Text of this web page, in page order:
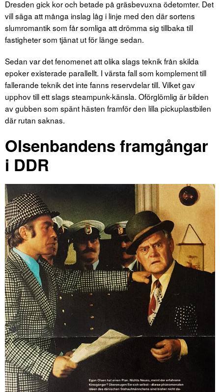
Dresden gick kor och betade på gräsbevuxna ödetomter. Det
vill säga att många inslag låg i linje med den där sortens
slumromantik som får somliga att drömma sig tillbaka till
fastigheter som tjänat ut för länge sedan.
Sedan var det fenomenet att olika slags teknik från skilda
epoker existerade parallellt. I värsta fall som komplement till
fallerande teknik det inte fanns reservdelar till. Vilket gav
upphov till ett slags steampunk-känsla. Oförglömlig är bilden
av gubben som spänt hästen framför den lilla pickuplastbilen
där rutan saknas.
Olsenbandens framgångar
i DDR